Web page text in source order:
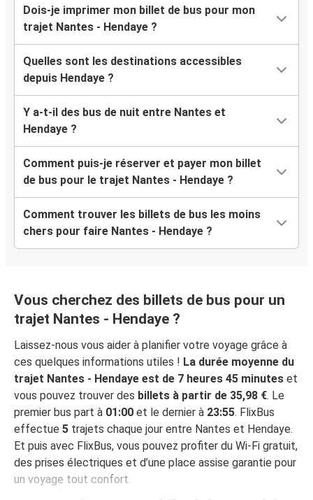
Dois-je imprimer mon billet de bus pour mon
trajet Nantes - Hendaye ?
Quelles sont les destinations accessibles
depuis Hendaye ?
Y a-t-il des bus de nuit entre Nantes et
Hendaye ?
Comment puis-je réserver et payer mon billet
de bus pour le trajet Nantes - Hendaye ?
Comment trouver les billets de bus les moins
chers pour faire Nantes - Hendaye ?
Vous cherchez des billets de bus pour un
trajet Nantes - Hendaye ?
Laissez-nous vous aider à planifier votre voyage grâce à
ces quelques informations utiles ! La durée moyenne du
trajet Nantes - Hendaye est de 7 heures 45 minutes et
vous pouvez trouver des billets à partir de 35,98 €. Le
premier bus part à 01:00 et le dernier à 23:55. FlixBus
effectue 5 trajets chaque jour entre Nantes et Hendaye.
Et puis avec FlixBus, vous pouvez profiter du Wi-Fi gratuit,
des prises électriques et d’une place assise garantie pour
un voyage tout confort.